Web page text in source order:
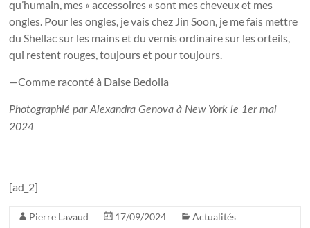
qu’humain, mes « accessoires » sont mes cheveux et mes
ongles. Pour les ongles, je vais chez Jin Soon, je me fais mettre
du Shellac sur les mains et du vernis ordinaire sur les orteils,
qui restent rouges, toujours et pour toujours.
—Comme raconté à Daise Bedolla
Photographié par Alexandra Genova à New York le 1er mai
2024
[ad_2]
Pierre Lavaud 17/09/2024
Actualités